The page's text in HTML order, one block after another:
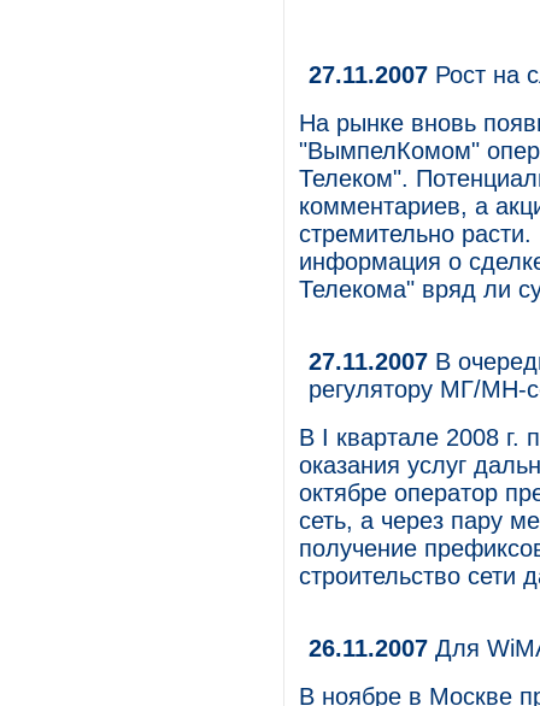
27.11.2007 Рост на
На рынке вновь
"ВымпелКомом"
Телеком".
комментариев, а
стремительно
информация о
Телекома" вряд ли
27.11.2007 В
регулятору МГ/МН-
В I квартале 2008 г.
оказания услуг
октябре оператор
сеть, а через пару
получение
строительство сети
26.11.2007 Для
В ноябре в Москве